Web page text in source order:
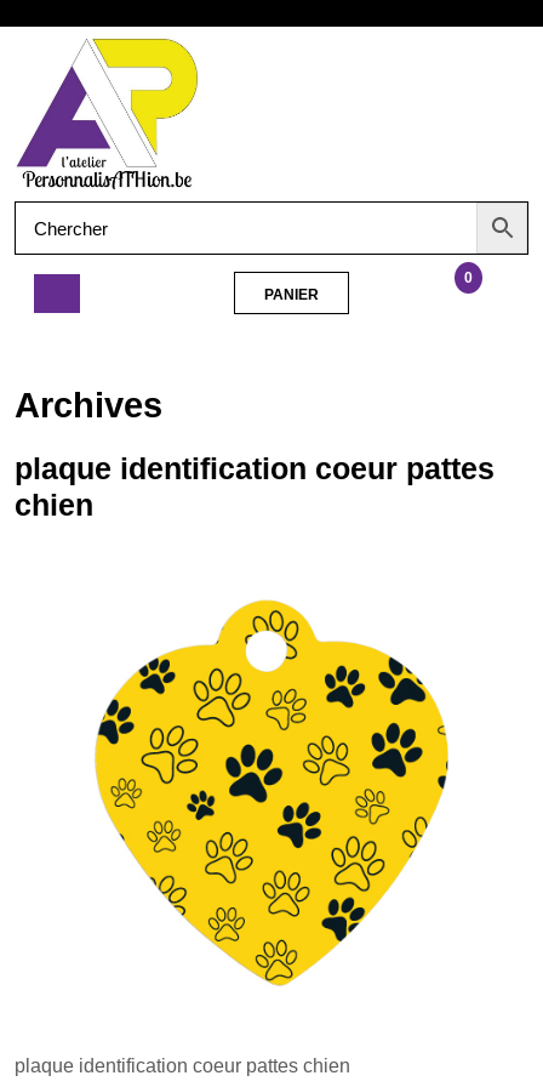
Ouvrir
le
menu
pattes
0
PANIER
Archives
plaque identification coeur pattes
chien
plaque identification coeur pattes chien